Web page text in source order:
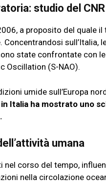
studio del CNR
a proposito del quale il
sull’Italia,
state confrontate con
Oscillation (S-NAO).
umide sull’Europa
in Italia ha mostrato uno
umana
corso del tempo,
nella circolazione